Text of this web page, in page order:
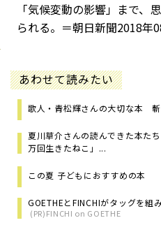
「気候変動の影響」まで、
られる。＝朝日新聞2018年
あわせて読みたい
歌人・青松輝さんの大切な本
夏川草介さんの読んできた本た
万回生きたねこ」...
この夏 子どもにおすすめの本
GOETHEとFINCHIがタッグを組
(PR)FINCHI on GOETHE